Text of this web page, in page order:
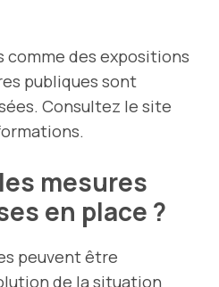
comme des expositions
publiques sont
Consultez le site
mesures
en place ?
peuvent être
de la situation